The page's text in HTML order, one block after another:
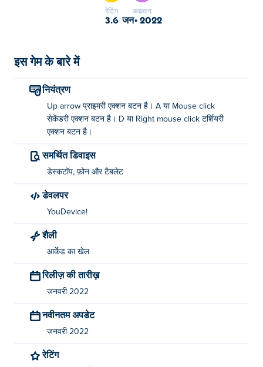
रेटिंग
3.6
अद्यतन
जन॰ 2022
इस गेम के बारे में
नियंत्रण
Up arrow प्राइमरी एक्शन बटन है। A या Mouse click
सेकेंडरी एक्शन बटन है। D या Right mouse click टर्शियरी
एक्शन बटन है।
समर्थित डिवाइस
डेस्कटॉप, फ़ोन और टैबलेट
डेवलपर
YouDevice!
शैली
आर्केड का खेल
रिलीज़ की तारीख़
जनवरी 2022
नवीनतम अपडेट
जनवरी 2022
रेटिंग